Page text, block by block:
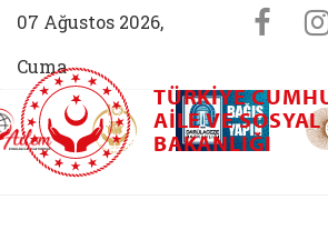
07 Ağustos 2026,
Cuma
Aile (yeni sekmede açılır)
AİLEM İletişim Merkezi (yeni sekmede açılır)
Aile ve Nüfus On Yılı (yeni
TÜRKIYE
AILE VE
BAKANLIĞI